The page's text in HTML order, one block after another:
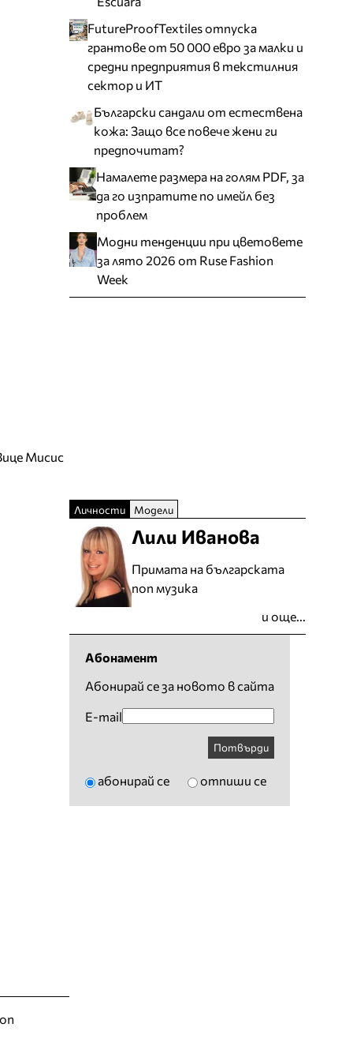
Мисис
FutureProofTextiles отпуска
грантове от 50 000 евро за малки и
средни предприятия в текстилния
сектор и ИТ
Български сандали от естествена
кожа: Защо все повече жени ги
предпочитат?
Намалете размера на голям PDF, за
да го изпратите по имейл без
проблем
Модни тенденции при цветовете
за лято 2026 от Ruse Fashion
Week
Личности Модели
Лили Иванова
Примата на българската
поп музика
и още...
Абонамент
Абонирай се за новото в сайта
E-mail
Потвърди
абонирай се отпиши се